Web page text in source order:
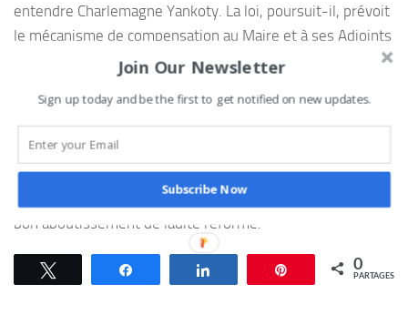
entendre Charlemagne Yankoty. La loi, poursuit-il, prévoit
le mécanisme de compensation au Maire et à ses Adjoints
ainsi qu’aux autres membres du Conseil que sont les
quartiers et de villages.
Ainsi, il faut d’abord faire l’expérience de cette réforme a-
t-il conclu avant d’inviter chaque Béninois surtout les
acteurs de la gouvernance locale à se tenir prêt pour un
bon aboutissement de ladite réforme.
Épingle 0
PARTAGES
Join Our Newsletter
Sign up today and be the first to get notified on new updates.
Subscribe Now